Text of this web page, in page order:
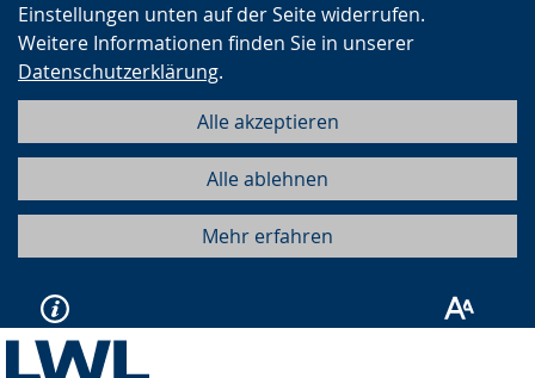
Einstellungen unten auf der Seite widerrufen.
Weitere Informationen finden Sie in unserer
Datenschutzerklärung.
Alle akzeptieren
Alle ablehnen
Mehr erfahren